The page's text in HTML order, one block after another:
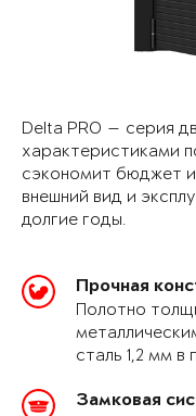
Delta PRO — серия
характеристиками
сэкономит бюджет
внешний вид и
долгие годы.
Прочная
Полотно
сталь 1,2 мм в
Замковая